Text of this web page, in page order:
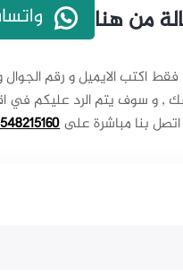
من هنا
اكتب الايميل و رقم الجوال
بنا مباشرة على